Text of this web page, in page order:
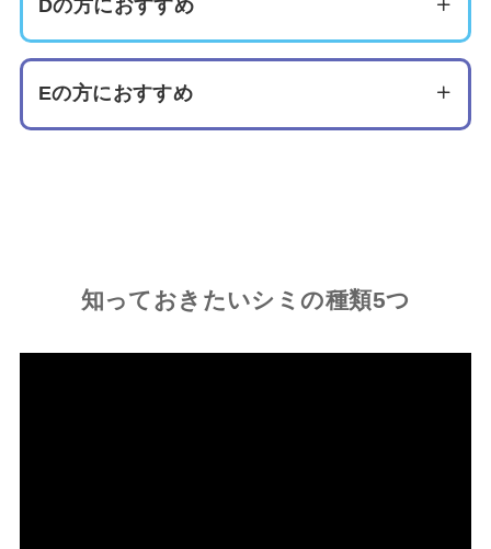
ダウンタイムをできるだけ短くしたいけれどシミやそばか
美白内服
ルピーリングやイオン導入に
Dの方におすすめ
シミ取りレーザー
美白内服
ダウンタイムを気にせず、とにかくできるだけ早く・きれ
Eの方におすすめ
ノン）
知っておきたいシミの種類5つ